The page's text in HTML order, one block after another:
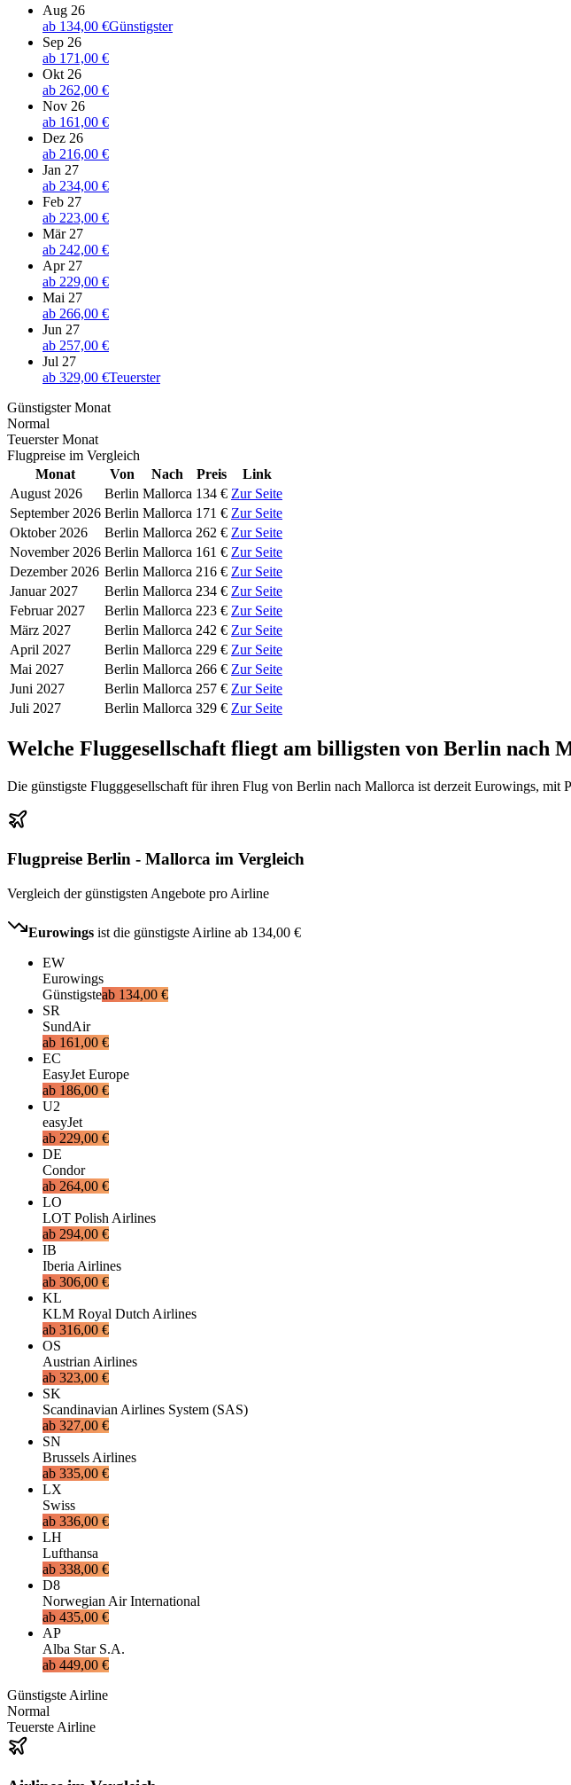
Aug 26
ab 134,00 €Günstigster
Sep 26
ab 171,00 €
Okt 26
ab 262,00 €
Nov 26
ab 161,00 €
Dez 26
ab 216,00 €
Jan 27
ab 234,00 €
Feb 27
ab 223,00 €
Mär 27
ab 242,00 €
Apr 27
ab 229,00 €
Mai 27
ab 266,00 €
Jun 27
ab 257,00 €
Jul 27
ab 329,00 €Teuerster
Günstigster Monat
Normal
Teuerster Monat
Flugpreise im Vergleich
Monat
Von Nach Preis
Link
August 2026
Berlin Mallorca 134 € Zur Seite
September 2026 Berlin Mallorca 171 € Zur Seite
Oktober 2026
Berlin Mallorca 262 € Zur Seite
November 2026 Berlin Mallorca 161 € Zur Seite
Dezember 2026 Berlin Mallorca 216 € Zur Seite
Januar 2027
Berlin Mallorca 234 € Zur Seite
Februar 2027
Berlin Mallorca 223 € Zur Seite
März 2027
Berlin Mallorca 242 € Zur Seite
April 2027
Berlin Mallorca 229 € Zur Seite
Mai 2027
Berlin Mallorca 266 € Zur Seite
Juni 2027
Berlin Mallorca 257 € Zur Seite
Juli 2027
Berlin Mallorca 329 € Zur Seite
Welche Fluggesellschaft fliegt am billigsten von Berlin nach
Die günstigste Flugggesellschaft für ihren Flug von Berlin nach Mallorca ist derzeit Eurowings, mit
Flugpreise Berlin - Mallorca im Vergleich
Vergleich der günstigsten Angebote pro Airline
Eurowings ist die günstigste Airline ab 134,00 €
EW
Eurowings
Günstigsteab 134,00 €
SR
SundAir
ab 161,00 €
EC
EasyJet Europe
ab 186,00 €
U2
easyJet
ab 229,00 €
DE
Condor
ab 264,00 €
LO
LOT Polish Airlines
ab 294,00 €
IB
Iberia Airlines
ab 306,00 €
KL
KLM Royal Dutch Airlines
ab 316,00 €
OS
Austrian Airlines
ab 323,00 €
SK
Scandinavian Airlines System (SAS)
ab 327,00 €
SN
Brussels Airlines
ab 335,00 €
LX
Swiss
ab 336,00 €
LH
Lufthansa
ab 338,00 €
D8
Norwegian Air International
ab 435,00 €
AP
Alba Star S.A.
ab 449,00 €
Günstigste Airline
Normal
Teuerste Airline